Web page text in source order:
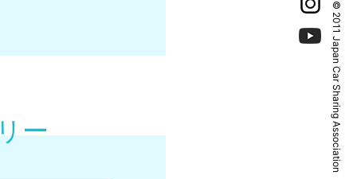
© 2011 Japan Car Sharing Association
ー